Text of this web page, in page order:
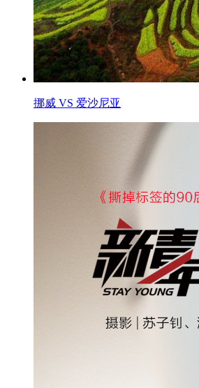
挪威 VS 爱沙尼亚